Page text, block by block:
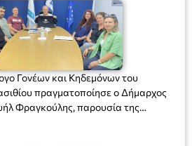
Γονέων και Κηδεμόνων του
πραγματοποίησε ο Δήμαρχος
Φραγκούλης, παρουσία της
κας Μαριάννας Χαΐτα.